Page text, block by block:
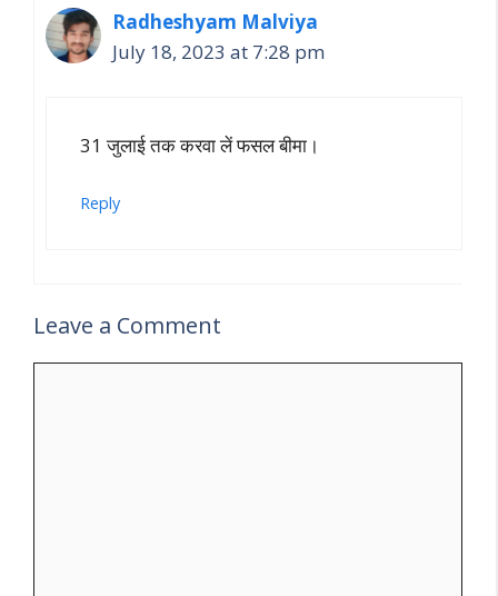
Radheshyam Malviya
July 18, 2023 at 7:28 pm
31 जुलाई तक करवा लें फसल बीमा।
Reply
Leave a Comment